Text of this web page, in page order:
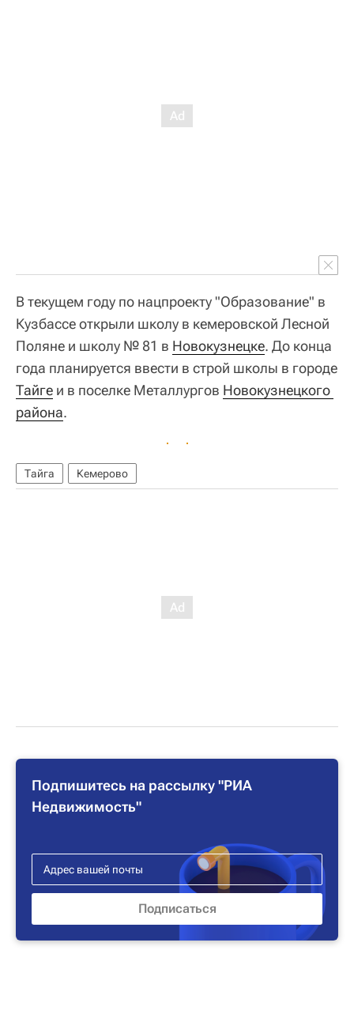
В текущем году по нацпроекту "Образование" в
Кузбассе открыли школу в кемеровской Лесной
Поляне и школу № 81 в Новокузнецке. До конца
года планируется ввести в строй школы в городе
Тайге и в поселке Металлургов Новокузнецкого
района.
Тайга Кемерово
Подпишитесь на рассылку "РИА
Недвижимость"